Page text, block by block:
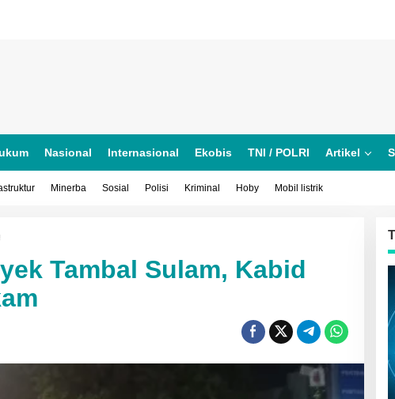
Nasional Internasional Ekobis TNI / POLRI Artikel
Minerba Sosial Polisi Kriminal Hoby Mobil listrik
Proyek
Tambal
Sulam,
Kabid
Tambal Sulam, Kabid